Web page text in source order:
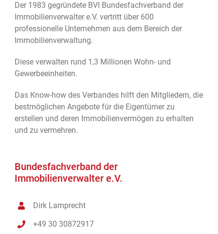
Der 1983 gegründete BVI Bundesfachverband der
Immobilienverwalter e.V. vertritt über 600
professionelle Unternehmen aus dem Bereich der
Immobilienverwaltung.
Diese verwalten rund 1,3 Millionen Wohn- und
Gewerbeeinheiten.
Das Know-how des Verbandes hilft den Mitgliedern, die
bestmöglichen Angebote für die Eigentümer zu
erstellen und deren Immobilienvermögen zu erhalten
und zu vermehren.
Bundesfachverband der
Immobilienverwalter e.V.
Dirk Lamprecht
+49 30 30872917